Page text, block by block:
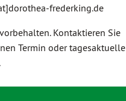
frederking.de
Kontaktieren Sie
Termin oder tagesaktuelle